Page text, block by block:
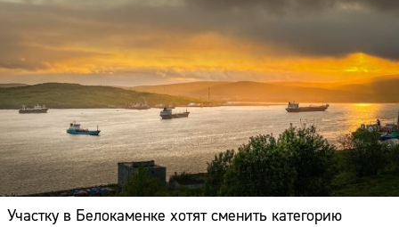
Участку в Белокаменке хотят сменить категорию